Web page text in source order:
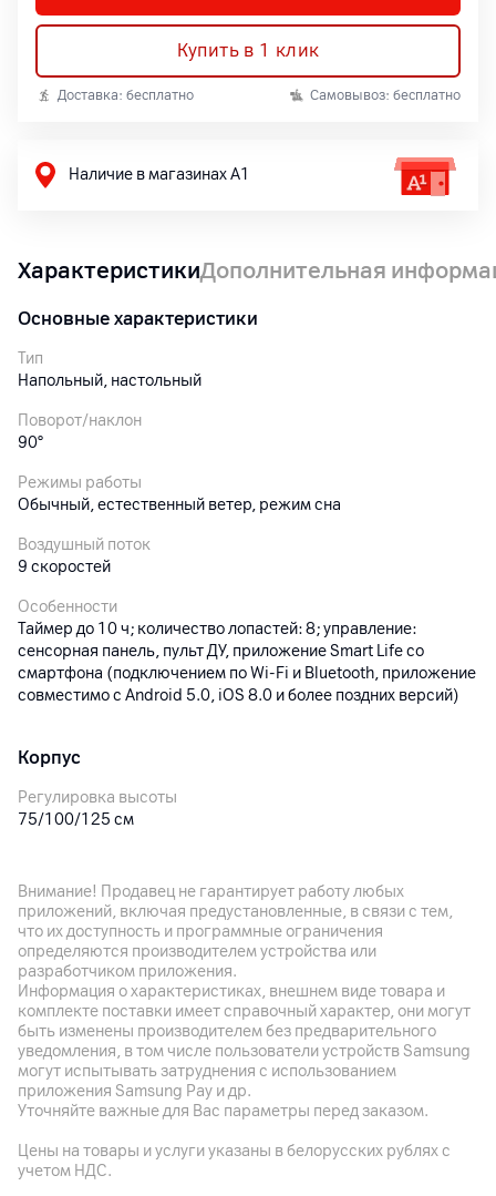
Купить в 1 клик
Доставка: бесплатно Самовывоз: бесплатно
Наличие в магазинах А1
ХарактеристикиДополнительная
Основные характеристики
Тип
Напольный, настольный
Поворот/наклон
90°
Режимы работы
Обычный, естественный ветер, режим сна
Воздушный поток
9 скоростей
Особенности
Таймер до 10 ч; количество лопастей: 8; управление:
сенсорная панель, пульт ДУ, приложение Smart Life со
смартфона (подключением по Wi-Fi и Bluetooth, приложение
совместимо с Android 5.0, iOS 8.0 и более поздних версий)
Корпус
Регулировка высоты
75/100/125 см
400 x 400 х 1250 мм
Вес
5400г
Длина кабеля
1.5 м
Цвет
Серый
Питание
Внимание! Продавец не гарантирует работу любых
приложений, включая предустановленные, в связи с тем,
что их доступность и программные ограничения
определяются производителем устройства или
разработчиком приложения.
Информация о характеристиках, внешнем виде товара и
комплекте поставки имеет справочный характер, они могут
быть изменены производителем без предварительного
уведомления, в том числе пользователи устройств Samsung
могут испытывать затруднения с использованием
приложения Samsung Pay и др.
Уточняйте важные для Вас параметры перед заказом.
Цены на товары и услуги указаны в белорусских рублях с
учетом НДС.